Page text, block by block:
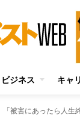
ビジネス キャ